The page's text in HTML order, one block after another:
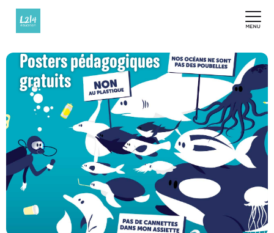
Posters pédagogiques
gratuits